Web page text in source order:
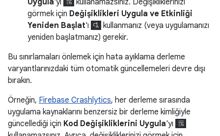
görmek için Değişiklikleri Uygula ve Etkinliği
Yeniden Başlat'ı
kullanmanız (veya uygulamanızı
yeniden başlatmanız) gerekir.
Bu sınırlamaları önlemek için hata ayıklama derleme
varyantlarınızdaki tüm otomatik güncellemeleri devre dışı
bırakın.
Örneğin, Firebase Crashlytics, her derleme sırasında
uygulama kaynaklarını benzersiz bir derleme kimliğiyle
güncellediği için Kod Değişikliklerini Uygula'yı